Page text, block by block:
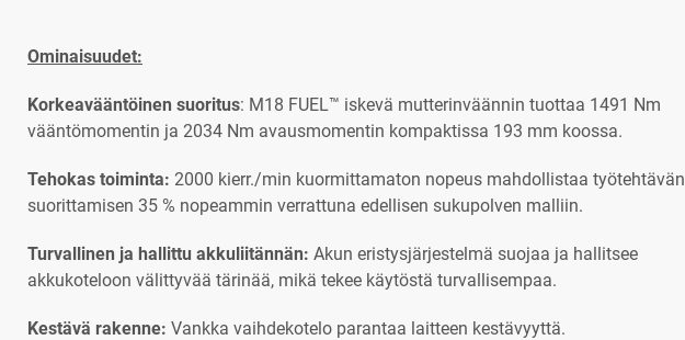
Ominaisuudet:
Korkeavääntöinen suoritus: M18 FUEL™ iskevä mutterinväännin tuottaa 1491 Nm
vääntömomentin ja 2034 Nm avausmomentin kompaktissa 193 mm koossa.
Tehokas toiminta: 2000 kierr./min kuormittamaton nopeus mahdollistaa työtehtävän
suorittamisen 35 % nopeammin verrattuna edellisen sukupolven malliin.
Turvallinen ja hallittu akkuliitännän: Akun eristysjärjestelmä suojaa ja hallitsee
akkukoteloon välittyvää tärinää, mikä tekee käytöstä turvallisempaa.
Kestävä rakenne: Vankka vaihdekotelo parantaa laitteen kestävyyttä.